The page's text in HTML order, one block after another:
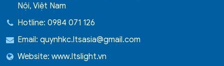
Nội, Việt Nam
Hotline: 0984 071 126
Email: quynhkc.ltsasia@gmail.com
Website: www.ltslight.vn